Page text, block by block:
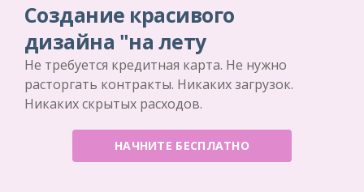
Создание красивого
дизайна "на лету
Не требуется кредитная карта. Не нужно
расторгать контракты. Никаких загрузок.
Никаких скрытых расходов.
НАЧНИТЕ БЕСПЛАТНО